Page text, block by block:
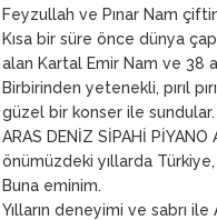
Feyzullah ve Pınar Nam
Kısa bir süre önce dünya
alan Kartal Emir Nam ve 38
Birbirinden yetenekli, pırıl
güzel bir konser ile sundular.
ARAS DENİZ SİPAHİ
önümüzdeki yıllarda
Buna eminim.
Yılların deneyimi ve sabrı